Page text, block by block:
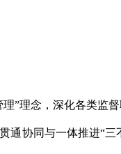
”理念，深化各类监
通协同与一体推进“